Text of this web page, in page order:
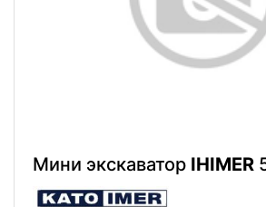
Мини экскаватор IHIMER